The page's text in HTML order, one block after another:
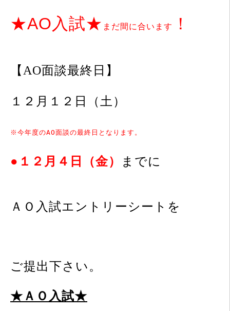
★AO入試★ まだ間に合います ！
【AO面談最終日】
１２月１２日（土）
※今年度のAO面談の最終日となります。
●１２月４日（金） までに
ＡＯ 入試エントリーシートを
ご提出下さい。
★ＡＯ入試★